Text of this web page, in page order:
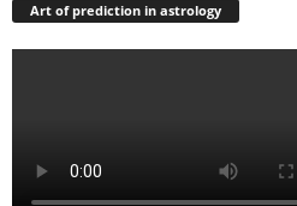
Art of prediction in astrology